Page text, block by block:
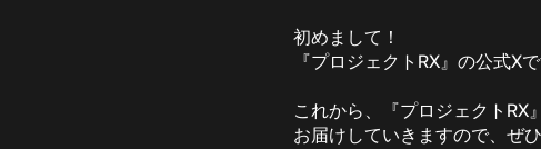
初めまして！
『プロジェクトRX』の公式Xで
これから、『プロジェクトRX
お届けしていきますので、ぜ